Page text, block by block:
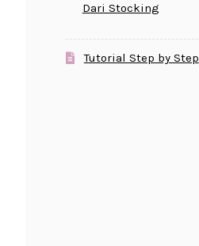
Dari Stocking
Tutorial Step by Step